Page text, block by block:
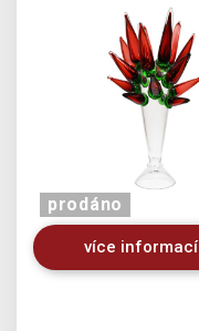
prodáno
více informací